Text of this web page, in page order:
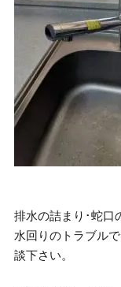
排水の詰まり･蛇口
水回りのトラブル
談下さい。